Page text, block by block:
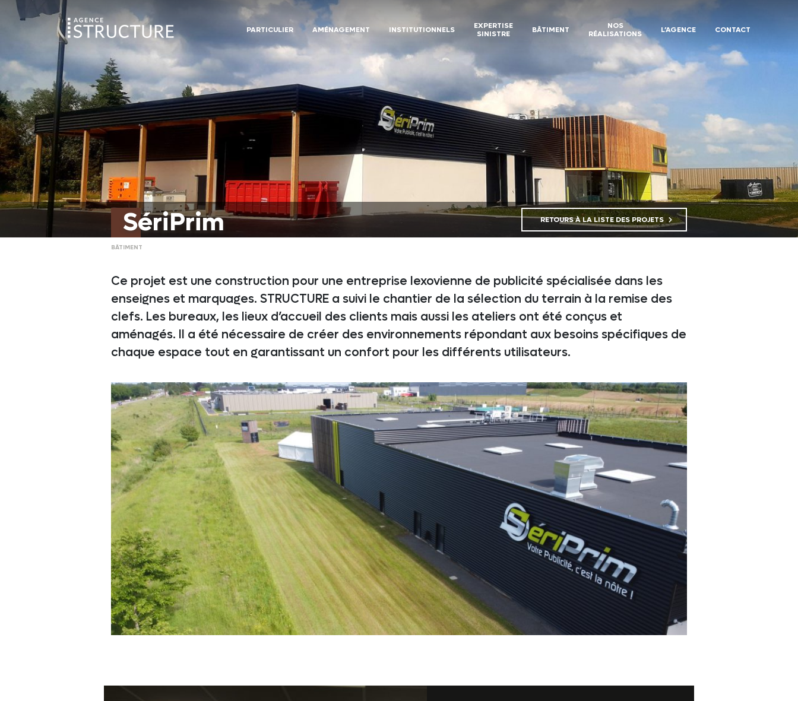
PARTICULIER AMÉNAGEMENT INSTITUTIONNELS
EXPERTISE
SINISTRE
BÂTIMENT
NOS
RÉALISATIONS
L’AGENCE CONTACT
SériPrim RETOURS À LA LISTE DES PROJETS
BÂTIMENT
Ce projet est une construction pour une entreprise lexovienne de publicité spécialisée dans les
enseignes et marquages. STRUCTURE a suivi le chantier de la sélection du terrain à la remise des
clefs. Les bureaux, les lieux d’accueil des clients mais aussi les ateliers ont été conçus et
aménagés. Il a été nécessaire de créer des environnements répondant aux besoins spécifiques de
chaque espace tout en garantissant un confort pour les différents utilisateurs.